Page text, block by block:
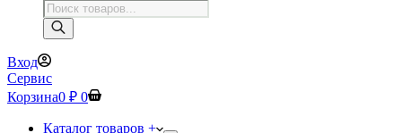
Поиск
товаров
Вход
Сервис
Корзина0 ₽ 0
Каталог товаров +